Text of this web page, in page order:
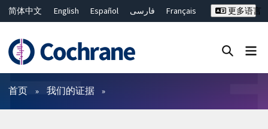
简体中文 English Español فارسی
Français
ไทย
繁體中文
更多语言
过滤
首页 我们的证据